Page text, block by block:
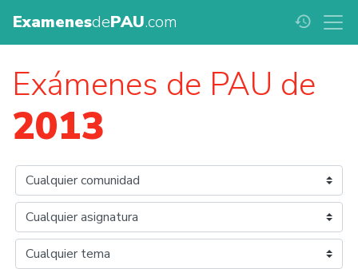
ExamenesdePAU.com history
Exámenes de PAU de
2013